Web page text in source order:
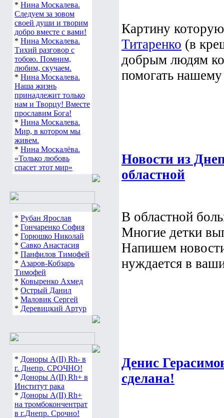
* Нина Москалева.
Следуем за зовом
своей души и творим
добро вместе с вами!
* Нина Москалева.
Тихий разговор с
тобою. Помним,
любим, скучаем.
* Нина Москалева.
Наша жизнь
принадлежит только
нам и Творцу! Вместе
прославим Бога!
* Нина Москалева.
Мир, в котором мы
живем.
* Нина Москалёва.
«Только любовь
спасет этот мир»
* Рубан Ярослав
* Гончаренко София
* Горюшко Николай
* Савко Анастасия
* Панфилов Тимофей
* Азаров-Кобзарь
Тимофей
* Ковыренко Ахмед
* Острый Данил
* Маловик Сергей
* Деревицкий Артур
* Доноры А(ІІ) Rh- в
г. Днепр. СРОЧНО!
* Доноры А(ІІ) Rh+ в
Институт рака
* Доноры А(ІІ) Rh+
на тромбокончентрат
в г.Днепр. Срочно!
Картину
Титаренко (в
добрым людям
помогать
Новости из
областной
В областной
Многие детки
Напишем
нуждается в
Денис
сделана!